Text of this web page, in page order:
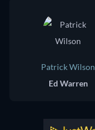
Patrick Wilson
Ed Warren